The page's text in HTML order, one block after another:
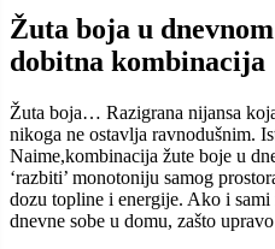
Žuta boja u
dobitna kombinacija
Žuta boja… Razigrana nijansa
nikoga ne ostavlja ravnodušnim.
Naime,kombinacija žute boje u
‘razbiti’ monotoniju samog
dozu topline i energije. Ako i
dnevne sobe u domu, zašto